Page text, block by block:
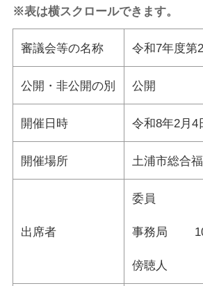
※表は横スクロールできます。
審議会等の名称 令和7年度第
公開・非公開の別 公開
開催日時 令和8年2月4
開催場所 土浦市総合
出席者
委員 6
事務局
傍聴人